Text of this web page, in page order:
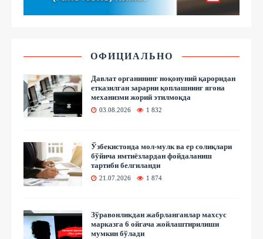
ОФИЦИАЛЬНО
Давлат органининг ноқонуний қароридан
етказилган зарарни қоплашнинг ягона
механизми жорий этилмоқда
03.08.2026 1 832
Ўзбекистонда мол-мулк ва ер солиқлари
бўйича имтиёзлардан фойдаланиш
тартиби белгиланди
21.07.2026 1 874
Зўравонликдан жабрланганлар махсус
марказга 6 ойгача жойлаштирилиши
мумкин бўлади